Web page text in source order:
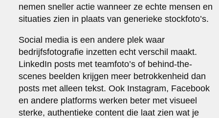
nemen sneller actie wanneer ze echte mensen en
situaties zien in plaats van generieke stockfoto’s.
Social media is een andere plek waar
bedrijfsfotografie inzetten echt verschil maakt.
LinkedIn posts met teamfoto’s of behind-the-
scenes beelden krijgen meer betrokkenheid dan
posts met alleen tekst. Ook Instagram, Facebook
en andere platforms werken beter met visueel
sterke, authentieke content die laat zien wat je